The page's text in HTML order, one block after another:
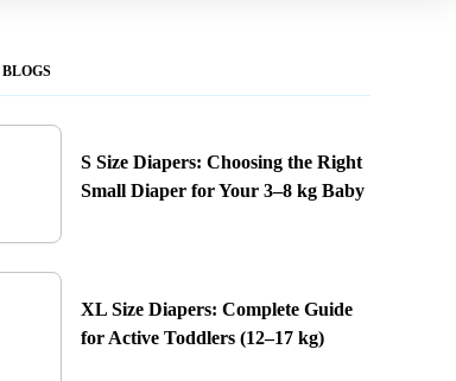
S Size Diapers: Choosing the Right
Small Diaper for Your 3–8 kg Baby
XL Size Diapers: Complete Guide
for Active Toddlers (12–17 kg)